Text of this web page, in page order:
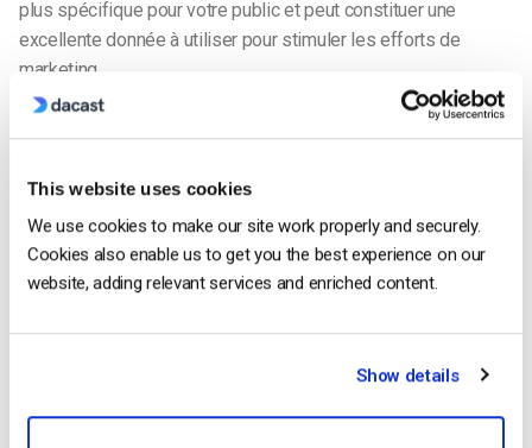
This website uses cookies
We use cookies to make our site work properly and securely.
Cookies also enable us to get you the best experience on our
website, adding relevant services and enriched content.
Show details
plus spécifique pour votre public et peut constituer une
excellente donnée à utiliser pour stimuler les efforts de
marketing.
4. Évaluer la durée / le temps de visionnage
Mesurer
l’engagement des internautes est un moyen essentiel de
peut prendre plusieurs formes. L’une des mesures